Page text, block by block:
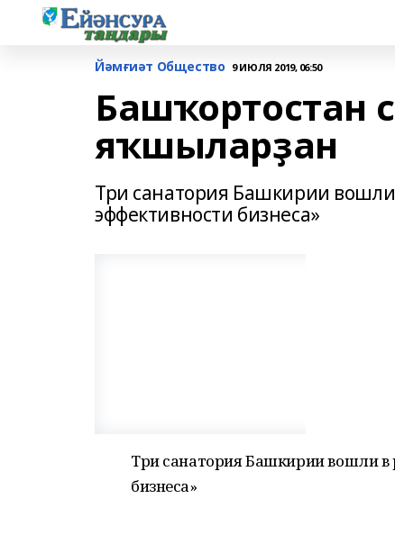
Йәмғиәт Общество 9 ИЮЛЯ 2019, 06:50
Башҡортостан
яҡшыларҙан
Три санатория Башкирии
эффективности бизнеса»
Три санатория Башкирии вошли в
бизнеса»